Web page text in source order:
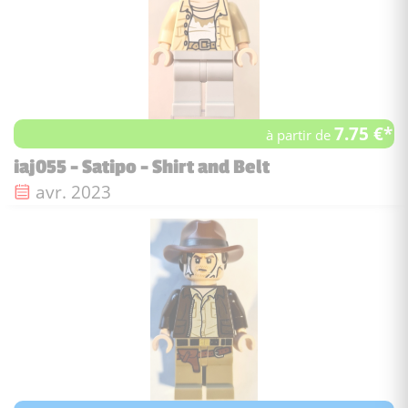
à partir de7.75 €*
iaj055 - Satipo - Shirt and Belt
Date de sortie :
avr. 2023